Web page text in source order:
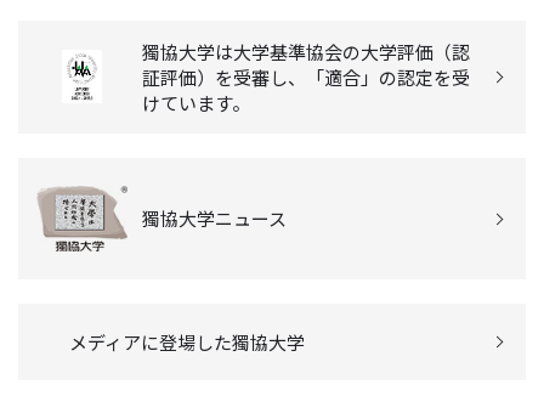
獨協大学は大学基準協会の大学評価（認
証評価）を受審し、「適合」の認定を受
けています。
獨協大学ニュース
メディアに登場した獨協大学